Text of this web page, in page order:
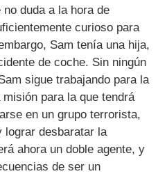
duda a la hora de
curioso para
Sam tenía una hija,
de coche. Sin ningún
sigue trabajando para la
para la que tendrá
en un grupo terrorista,
lograr desbaratar la
ahora un doble agente, y
de ser un